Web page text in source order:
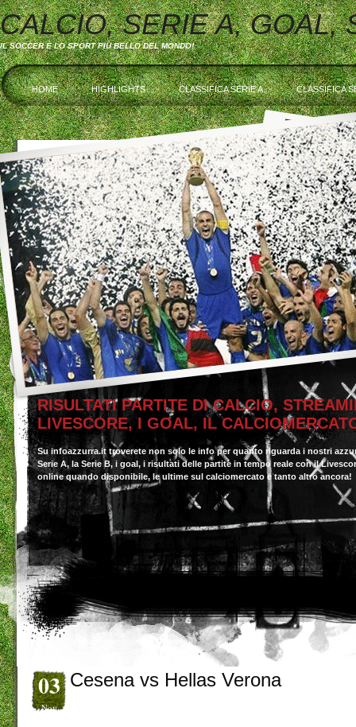
CALCIO, SERIE A, GOAL,
IL SOCCER È LO SPORT PIÙ BELLO DEL MONDO!
HOME HIGHLIGHTS CLASSIFICA SERIE A CLASSIFICA
RISULTATI PARTITE DI CALCIO,
LIVESCORE, I GOAL, IL
Su infoazzurra.it troverete non solo le info per quanto riguarda i nostri
Serie A, la Serie B, i goal, i risultati delle partite in tempo reale con il
online quando disponibile, le ultime sul calciomercato e tanto altro ancora!
03
Nov
Cesena vs Hellas Verona